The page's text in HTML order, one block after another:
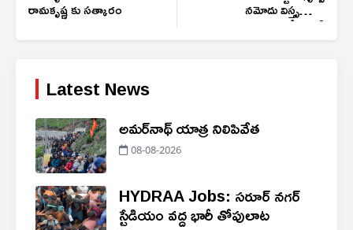
రామకృష్ణ కు సత్కారం నమోదు విస్తృతంగా
చేపట్టండి
Latest News
అమర్‌నాథ్ యాత్ర నిలిపివేత
08-08-2026
HYDRAA Jobs: సరూర్ నగర్
స్టేడియం వద్ద భారీ తోపులాట